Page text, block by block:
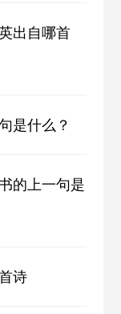
出自哪首
是什么？
的上一句是
诗